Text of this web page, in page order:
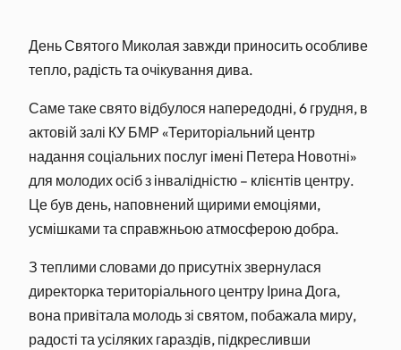
День Святого Миколая завжди приносить особливе
тепло, радість та очікування дива.
Саме таке свято відбулося напередодні, 6 грудня, в
актовій залі КУ БМР «Територіальний центр
надання соціальних послуг імені Петера Новотні»
для молодих осіб з інвалідністю – клієнтів центру.
Це був день, наповнений щирими емоціями,
усмішками та справжньою атмосферою добра.
З теплими словами до присутніх звернулася
директорка територіального центру Ірина Дога,
вона привітала молодь зі святом, побажала миру,
радості та усіляких гараздів, підкресливши